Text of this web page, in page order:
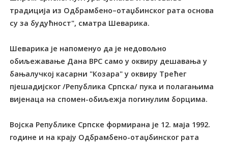
традиција из Одбрамбено–отаџбинског рата основа
су за будућност", сматра Шеварика.
Шеварика је напоменуо да је недовољно
обиљежавање Дана ВРС само у оквиру дешавања у
бањалучкој касарни "Козара" у оквиру Трећег
пјешадијског /Република Српска/ пука и полагањима
вијенаца на спомен-обиљежја погинулим борцима.
Војска Републике Српске формирана је 12. маја 1992.
године и на крају Одбрамбено-отаџбинског рата